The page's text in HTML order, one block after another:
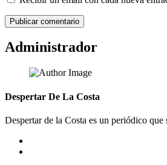
Administrador
Despertar De La Costa
Despertar de la Costa es un periódico